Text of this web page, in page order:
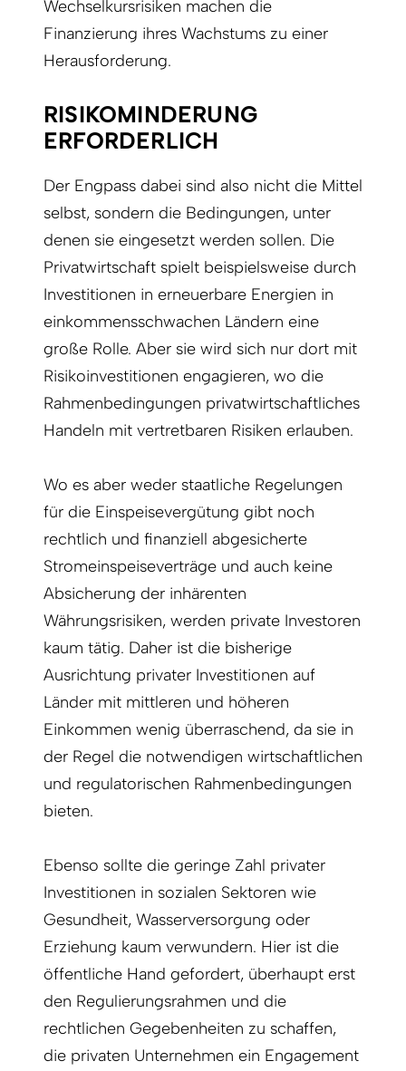
Wechselkursrisiken machen die
Finanzierung ihres Wachstums zu einer
Herausforderung.
RISIKOMINDERUNG
ERFORDERLICH
Der Engpass dabei sind also nicht die Mittel
selbst, sondern die Bedingungen, unter
denen sie eingesetzt werden sollen. Die
Privatwirtschaft spielt beispielsweise durch
Investitionen in erneuerbare Energien in
einkommensschwachen Ländern eine
große Rolle. Aber sie wird sich nur dort mit
Risikoinvestitionen engagieren, wo die
Rahmenbedingungen privatwirtschaftliches
Han­deln mit vertretbaren Risiken erlauben.
Wo es aber weder staatliche Regelungen
für die Einspeisevergütung gibt noch
rechtlich und finanziell abgesicherte
Stromeinspeiseverträge und auch keine
Absicherung der inhärenten
Währungsrisiken, werden private Investoren
kaum tätig. Daher ist die bisherige
Ausrichtung privater Investitionen auf
Länder mit mittleren und höheren
Einkommen wenig überraschend, da sie in
der Regel die notwendigen wirtschaftlichen
und regulatorischen Rahmenbedingungen
bieten.
Ebenso sollte die geringe Zahl privater
Investitionen in sozialen Sektoren wie
Gesundheit, Wasserversorgung oder
Erziehung kaum verwundern. Hier ist die
öffentliche Hand gefordert, überhaupt erst
den Regulierungsrahmen und die
rechtlichen Gegebenheiten zu schaffen,
die privaten Unternehmen ein Engagement